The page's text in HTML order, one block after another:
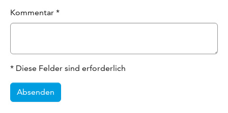
Kommentar *
* Diese Felder sind erforderlich
Absenden